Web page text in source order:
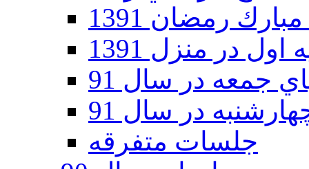
رمضان 1391
در منزل 1391
جمعه در سال 91
در سال 91
جلسات متفرقه